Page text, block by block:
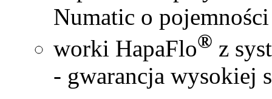
Numatic o
worki HapaFlo® z
- gwarancja wysokiej